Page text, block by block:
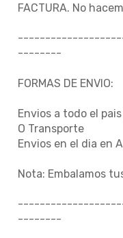
FACTURA. No
--------
FORMAS DE ENVIO:
Envios a todo el
O Transporte
Envios en el dia en
Nota: Embalamos
--------